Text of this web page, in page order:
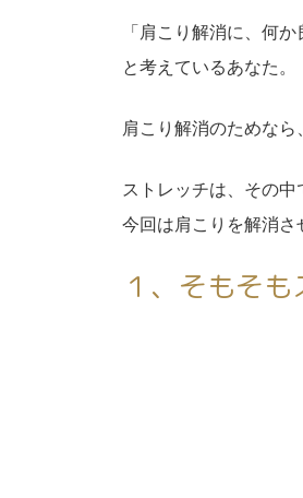
「肩こり解消に、何
と考えているあなた。
肩こり解消のためな
ストレッチは、その中
今回は肩こりを解消さ
１、そもそ